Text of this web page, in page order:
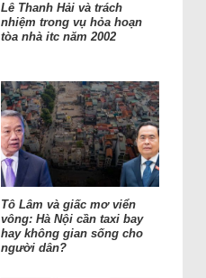
Lê Thanh Hải và trách
nhiệm trong vụ hỏa hoạn
tòa nhà itc năm 2002
Tô Lâm và giấc mơ viển
vông: Hà Nội cần taxi bay
hay không gian sống cho
người dân?